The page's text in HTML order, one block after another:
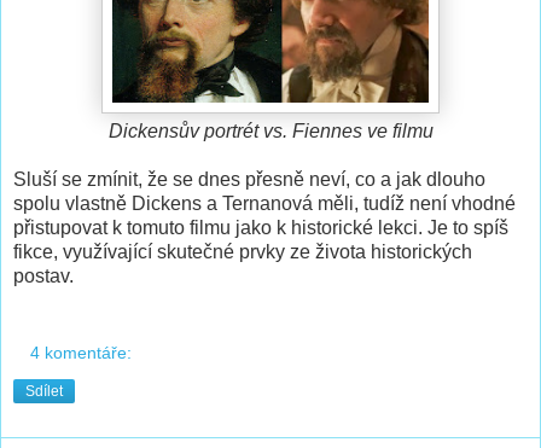
Dickensův portrét vs. Fiennes ve filmu
Sluší se zmínit, že se dnes přesně neví, co a jak dlouho
spolu vlastně Dickens a Ternanová měli, tudíž není vhodné
přistupovat k tomuto filmu jako k historické lekci. Je to spíš
fikce, využívající skutečné prvky ze života historických
postav.
4 komentáře:
Sdílet